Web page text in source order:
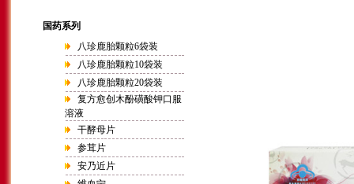
国药系列
八珍鹿胎颗粒6袋装
八珍鹿胎颗粒10袋装
八珍鹿胎颗粒20袋装
复方愈创木酚磺酸钾口服
溶液
干酵母片
参茸片
安乃近片